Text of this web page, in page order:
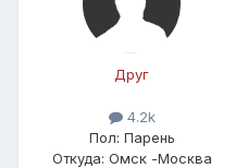
Друг
4.2k
Пол: Парень
Откуда: Омск -Москва